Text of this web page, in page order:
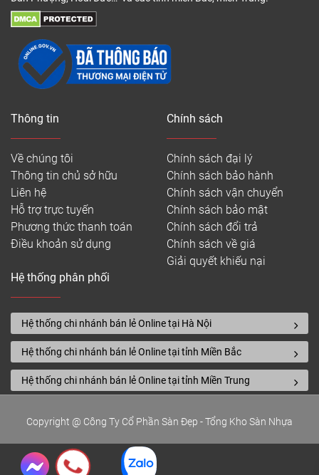
Thông tin
Về chúng tôi
Thông tin chủ sở hữu
Liên hệ
Hỗ trợ trực tuyến
Phương thức thanh toán
Điều khoản sử dụng
Chính sách
Chính sách đại lý
Chính sách bảo hành
Chính sách vận chuyển
Chính sách bảo mật
Chính sách đổi trả
Chính sách về giá
Giải quyết khiếu nại
Hệ thống phân phối
Hệ thống chi nhánh bán lẻ Online tại Hà Nội
Hệ thống chi nhánh bán lẻ Online tại tỉnh Miền Bắc
Hệ thống chi nhánh bán lẻ Online tại tỉnh Miền Trung
Copyright @ Công Ty Cổ Phần Sàn Đẹp - Tổng Kho Sàn Nhựa